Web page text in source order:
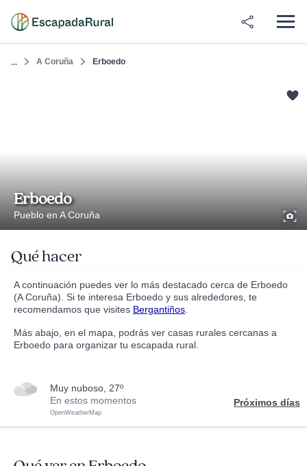
... A Coruña Erboedo
Erboedo
Pueblo en A Coruña
Qué hacer
A continuación puedes ver lo más destacado cerca de Erboedo
(A Coruña). Si te interesa Erboedo y sus alrededores, te
recomendamos que visites Bergantiños
Más abajo, en el mapa, podrás ver casas rurales cercanas a
Erboedo para organizar tu escapada rural.
muy nuboso, 27º
En estos momentos
OpenWeatherMap
Próximos días